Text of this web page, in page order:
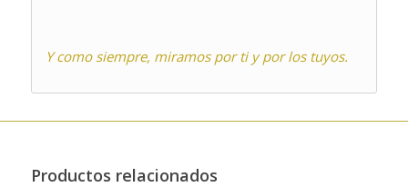
Y como siempre, miramos por ti y por los tuyos.
Productos relacionados